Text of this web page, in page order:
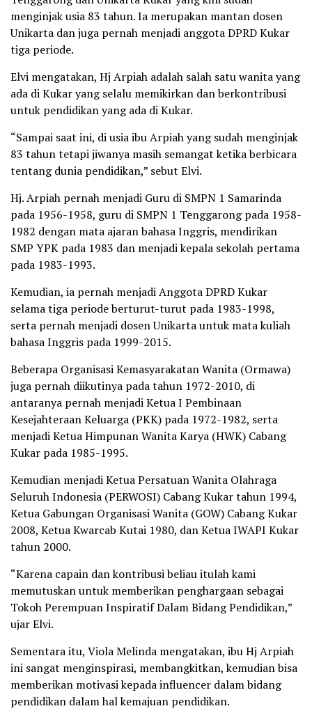
menginjak usia 83 tahun. Ia merupakan mantan dosen
Unikarta dan juga pernah menjadi anggota DPRD Kukar
tiga periode.
Elvi mengatakan, Hj Arpiah adalah salah satu wanita yang
ada di Kukar yang selalu memikirkan dan berkontribusi
untuk pendidikan yang ada di Kukar.
“Sampai saat ini, di usia ibu Arpiah yang sudah menginjak
83 tahun tetapi jiwanya masih semangat ketika berbicara
tentang dunia pendidikan,” sebut Elvi.
Hj. Arpiah pernah menjadi Guru di SMPN 1 Samarinda
pada 1956-1958, guru di SMPN 1 Tenggarong pada 1958-
1982 dengan mata ajaran bahasa Inggris, mendirikan
SMP YPK pada 1983 dan menjadi kepala sekolah pertama
pada 1983-1993.
Kemudian, ia pernah menjadi Anggota DPRD Kukar
selama tiga periode berturut-turut pada 1983-1998,
serta pernah menjadi dosen Unikarta untuk mata kuliah
bahasa Inggris pada 1999-2015.
Beberapa Organisasi Kemasyarakatan Wanita (Ormawa)
juga pernah diikutinya pada tahun 1972-2010, di
antaranya pernah menjadi Ketua I Pembinaan
Kesejahteraan Keluarga (PKK) pada 1972-1982, serta
menjadi Ketua Himpunan Wanita Karya (HWK) Cabang
Kukar pada 1985-1995.
Kemudian menjadi Ketua Persatuan Wanita Olahraga
Seluruh Indonesia (PERWOSI) Cabang Kukar tahun 1994,
Ketua Gabungan Organisasi Wanita (GOW) Cabang Kukar
2008, Ketua Kwarcab Kutai 1980, dan Ketua IWAPI Kukar
tahun 2000.
“Karena capain dan kontribusi beliau itulah kami
memutuskan untuk memberikan penghargaan sebagai
Tokoh Perempuan Inspiratif Dalam Bidang Pendidikan,”
ujar Elvi.
Sementara itu, Viola Melinda mengatakan, ibu Hj Arpiah
ini sangat menginspirasi, membangkitkan, kemudian bisa
memberikan motivasi kepada influencer dalam bidang
pendidikan dalam hal kemajuan pendidikan.